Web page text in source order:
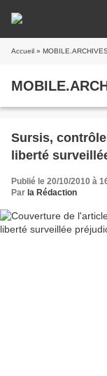
Accueil » MOBILE.ARCHIVES
Sursis,
liberté
Publié le 20/10/2010 à
Par la Rédaction